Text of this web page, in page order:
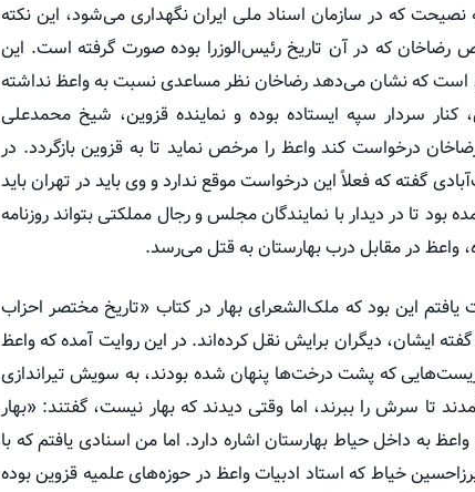
که در سازمان اسناد ملی ایران نگهداری می‌شود، این نکته
که در آن تاریخ رئیس‌الوزرا بوده صورت گرفته است. این
است که نشان می‌دهد رضاخان نظر مساعدی نسبت به واعظ نداشته
سردار سپه ایستاده بوده و نماینده قزوین، شیخ محمدعلی
درخواست کند واعظ را مرخص نماید تا به قزوین بازگردد. در
که فعلاً این درخواست موقع ندارد و وی باید در تهران باید
تا در دیدار با نمایندگان مجلس و رجال مملکتی بتواند روزنامه
واعظ در مقابل درب بهارستان به قتل می‌رسد.
این بود که ملک‌الشعرای بهار در کتاب «تاریخ مختصر احزاب
ایشان، دیگران برایش نقل کرده‌اند. در این روایت آمده که واعظ
که پشت درخت‌ها پنهان شده بودند، به سویش تیراندازی
تا سرش را ببرند، اما وقتی دیدند که بهار نیست، گفتند: «بهار
به داخل حیاط بهارستان اشاره دارد. اما من اسنادی یافتم که با
خیاط که استاد ادبیات واعظ در حوزه‌های علمیه قزوین بوده